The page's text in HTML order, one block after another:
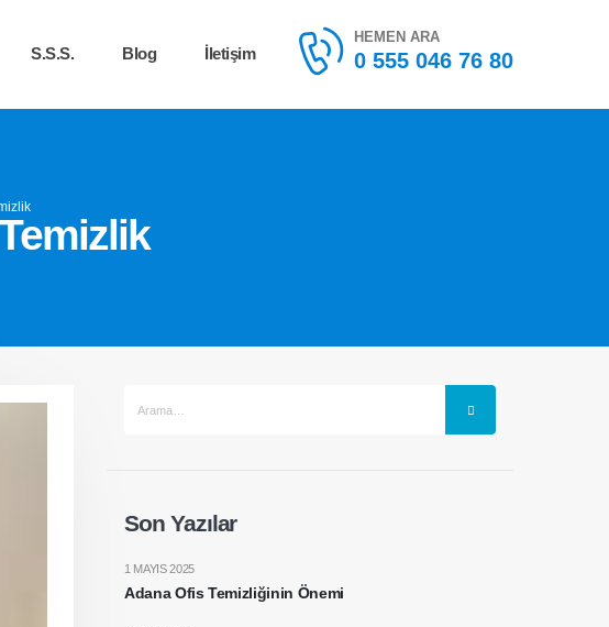
S.S.S. Blog İletişim
HEMEN ARA
0 555 046 76 80
Son Yazılar
Adana Ofis Temizliğinin Önemi
1 MAYIS 2025